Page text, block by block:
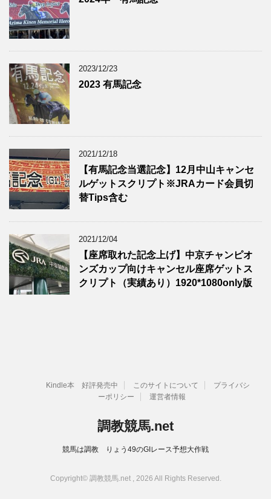
2023/12/23
2023 有馬記念
2021/12/18
【有馬記念当選記念】12月中山キャンセ
ルゲットスクリプト※JRAカード会員切
替Tips含む
2021/12/04
【座席取れた記念上げ】中京チャンピオ
ンズカップ向けキャンセル座席ゲットス
クリプト（実績あり）1920*1080only版
Kindle本 好評発売中 このサイトについて
プライバシ
ーポリシー
運営者情報
調教競馬.net
競馬は調教 りょう49のGIレース予想大作戦
Copyright© 調教競馬.net , 2026 All Rights Reserved.